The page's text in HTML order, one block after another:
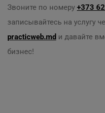
Звоните по номеру +373
записывайтесь на услугу
practicweb.md и давайте
бизнес!